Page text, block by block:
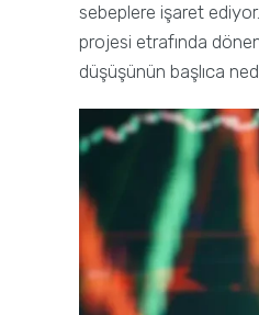
sebeplere işaret
projesi etrafında
düşüşünün başlıca